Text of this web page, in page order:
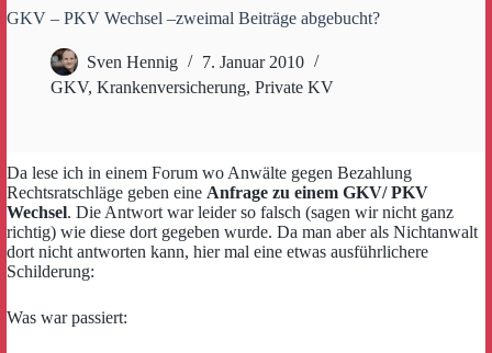
GKV – PKV Wechsel –zweimal Beiträge abgebucht?
Sven Hennig
7. Januar 2010
GKV, Krankenversicherung, Private KV
Da lese ich in einem Forum wo Anwälte gegen Bezahlung
Rechtsratschläge geben eine Anfrage zu einem GKV/ PKV
Wechsel. Die Antwort war leider so falsch (sagen wir nicht ganz
richtig) wie diese dort gegeben wurde. Da man aber als Nichtanwalt
dort nicht antworten kann, hier mal eine etwas ausführlichere
Schilderung:
Was war passiert: